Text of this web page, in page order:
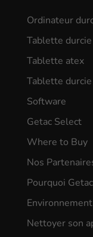
Ordinateur
Tablette durcie
Tablette atex
Tablette
Software
Getac Select
Where to Buy
Nos
Pourquoi Getac
Environnement
Nettoyer son